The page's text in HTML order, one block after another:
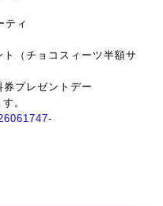
ィ
（チョコスィーツ半額サ
プレゼントデー
。